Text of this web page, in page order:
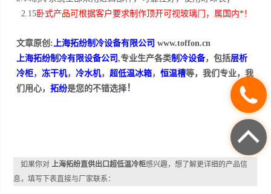
2.15卧式产品可根据客户要求制作顶开可视玻璃门，属国内*！
文章原创:上海拓纷制冷设备有限公司 www.toffon.cn
上海拓纷制冷有限设备公司,专业生产各类制冷设备，包括层析
冷柜， 冻干机，冷水机，超低温冰箱，恒温槽等，我们专业，我
们用心，拓纷是您的不错选择！
如果你对上海拓纷直供出口超低温冷柜感兴趣，想了解更详细的产品信
息，填写下表直接与厂家联系：